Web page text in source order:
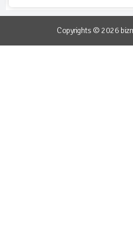
Copyrights © 2026